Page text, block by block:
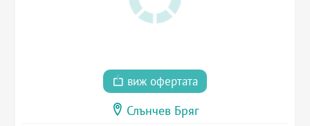
виж офертата
Слънчев Бряг